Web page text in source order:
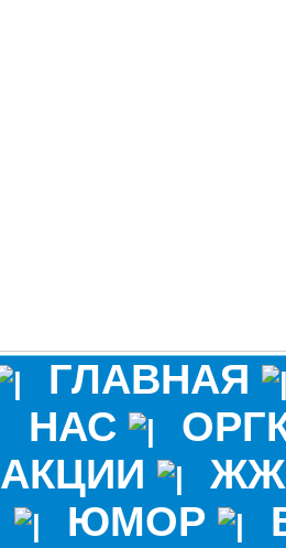
ГЛАВНАЯ
НАС
АКЦИИ
ЖЖ
ЮМОР